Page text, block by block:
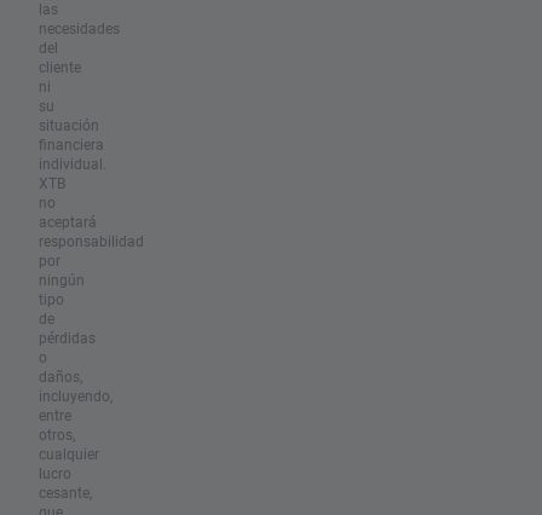
las
necesidades
del
cliente
ni
su
situación
financiera
individual.
XTB
no
aceptará
responsabilidad
por
ningún
tipo
de
pérdidas
o
daños,
incluyendo,
entre
otros,
cualquier
lucro
cesante,